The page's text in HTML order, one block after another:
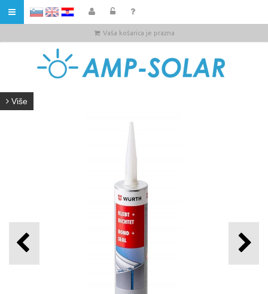
Vaša košarica je prazna
Više